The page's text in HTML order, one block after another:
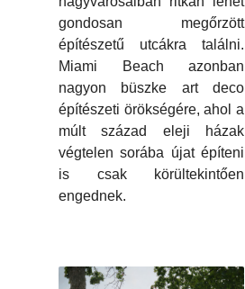
gondosan megőrzött
építészetű utcákra találni.
Miami Beach azonban
nagyon büszke art deco
építészeti örökségére, ahol a
múlt század eleji házak
végtelen sorába újat építeni
is csak körültekintően
engednek.